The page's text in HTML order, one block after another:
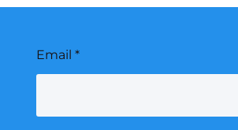
Email
Email*